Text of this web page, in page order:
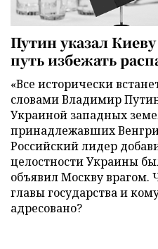
Путин указал
путь избежать
«Все исторически
словами Владимир
Украиной западных
принадлежавших
Российский лидер
целостности Украины
объявил Москву врагом.
главы государства и
адресовано?